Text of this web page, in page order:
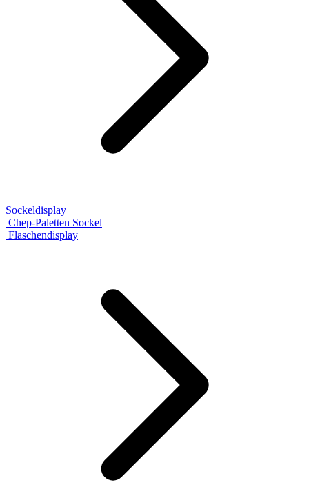
Sockeldisplay
Chep-Paletten Sockel
Flaschendisplay